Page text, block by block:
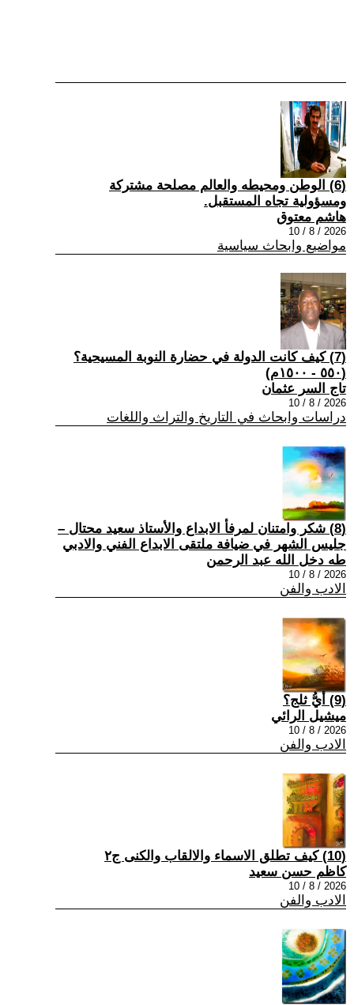
(6) الوطن ومحيطه والعالم مصلحة مشتركة
ومسؤولية تجاه المستقبل.
هاشم معتوق
2026 / 8 / 10
مواضيع وابحاث سياسية
(7) كيف كانت الدولة في حضارة النوبة المسيحية؟
(٥٥٠ - ١٥٠٠م)
تاج السر عثمان
2026 / 8 / 10
دراسات وابحاث في التاريخ والتراث واللغات
(8) شكر وامتنان لمرفأ الابداع والأستاذ سعيد محتال –
جليس الشهر في ضيافة ملتقى الابداع الفني والادبي
طه دخل الله عبد الرحمن
2026 / 8 / 10
الادب والفن
(9) أيُّ ثلج؟
ميشيل الرائي
2026 / 8 / 10
الادب والفن
(10) كيف تطلق الاسماء والالقاب والكنى ج٢
كاظم حسن سعيد
2026 / 8 / 10
الادب والفن